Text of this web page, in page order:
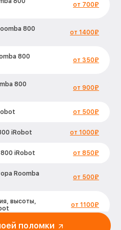
от 700₽
800
от 1400₽
800
от 350₽
800
от 900₽
от 500₽
iRobot от 1000₽
800 iRobot от 850₽
Roomba
от 500₽
высоты,
от 1100₽
поломки